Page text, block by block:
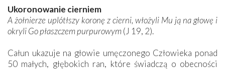
Ukoronowanie cierniem
A żołnierze uplótłszy koronę z cierni, włożyli Mu ją na głowę i
okryli Go płaszczem purpurowym(J 19, 2).
Całun ukazuje na głowie umęczonego Człowieka ponad
50 małych, głębokich ran, które świadczą o obecności